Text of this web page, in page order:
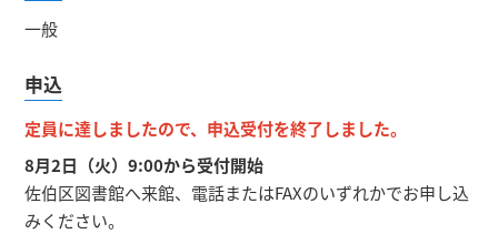
一般
申込
定員に達しましたので、申込受付を終了しました。
8月2日（火）9:00から受付開始
佐伯区図書館へ来館、電話またはFAXのいずれかでお申し込
みください。